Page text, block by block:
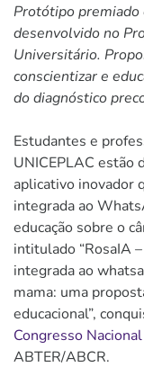
Protótipo premiado
desenvolvido no
Universitário.
conscientizar e
do diagnóstico
Estudantes e
UNICEPLAC estão
aplicativo inovador
integrada ao
educação sobre o
intitulado “RosaIA
integrada ao
mama: uma
educacional”,
Congresso
ABTER/ABCR.